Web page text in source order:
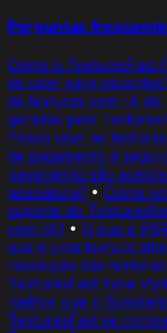
Perguntas
Como o TexturesFast
de usar para
de texturas com IA do
geradas pelo
Posso usar as
de pagamento é
pagamento são
assinatura? • Como
suporte do
com IA? • O que é
que é uma textura
resolução das
TexturesFast have
melhor que o
TexturesFast se